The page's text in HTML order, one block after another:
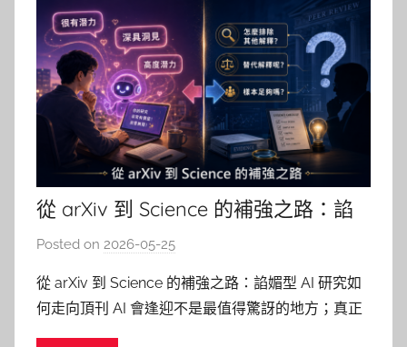
從 arXiv 到 Science 的補強之路：諂
媚型 AI 研究如何走向頂刊
Posted on 2026-05-25
柯
文
從 arXiv 到 Science 的補強之路：諂媚型 AI 研究如
何走向頂刊 AI 會逢迎不是最值得驚訝的地方；真正
值得學的是，研究者如何把「大家都有感」的現象，